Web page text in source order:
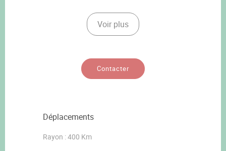
Voir plus
Contacter
Déplacements
Rayon : 400 Km